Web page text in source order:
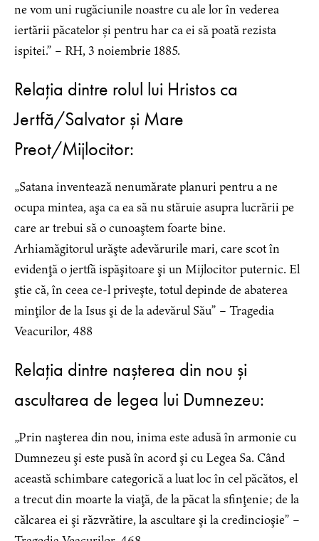
ne vom uni rugăciunile noastre cu ale lor în vederea
iertării păcatelor și pentru har ca ei să poată rezista
ispitei.” – RH, 3 noiembrie 1885.
Relația dintre rolul lui Hristos ca
Jertfă/Salvator și Mare
Preot/Mijlocitor:
„Satana inventează nenumărate planuri pentru a ne
ocupa mintea, aşa ca ea să nu stăruie asupra lucrării pe
care ar trebui să o cunoaştem foarte bine.
Arhiamăgitorul urăşte adevărurile mari, care scot în
evidenţă o jertfă ispăşitoare şi un Mijlocitor puternic. El
ştie că, în ceea ce-l priveşte, totul depinde de abaterea
minţilor de la Isus şi de la adevărul Său” – Tragedia
Veacurilor, 488
Relația dintre nașterea din nou și
ascultarea de legea lui Dumnezeu:
„Prin naşterea din nou, inima este adusă în armonie cu
Dumnezeu şi este pusă în acord şi cu Legea Sa. Când
această schimbare categorică a luat loc în cel păcătos, el
a trecut din moarte la viaţă, de la păcat la sfinţenie; de la
călcarea ei şi răzvrătire, la ascultare şi la credincioşie” –